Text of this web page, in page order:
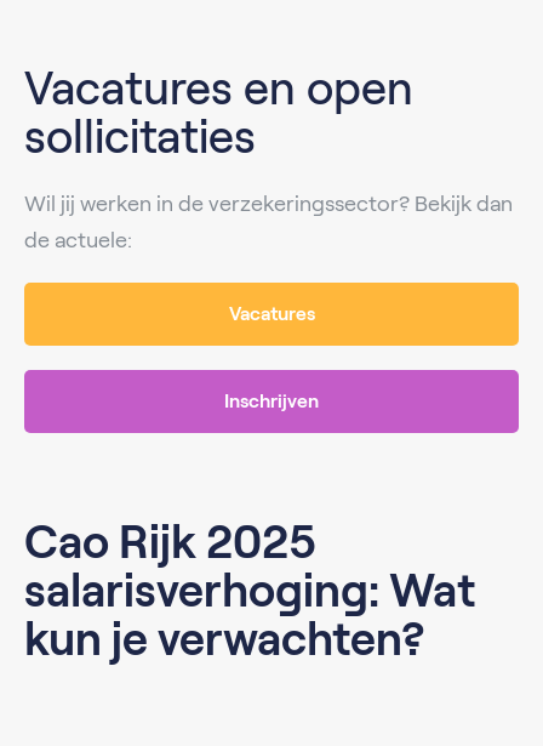
Vacatures en open
sollicitaties
Wil jij werken in de verzekeringssector? Bekijk dan
de actuele:
Vacatures
Inschrijven
Cao Rijk 2025
salarisverhoging: Wat
kun je verwachten?